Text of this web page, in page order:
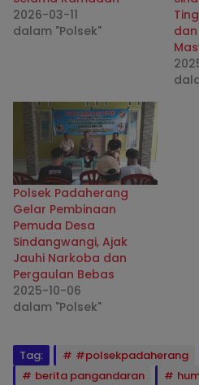
2026-03-11
dalam "Polsek"
Polsek Padaherang
Gelar Pembinaan
Pemuda Desa
Sindangwangi, Ajak
Jauhi Narkoba dan
Pergaulan Bebas
2025-10-06
dalam "Polsek"
Tag: #polsekpadaherang
berita pangandaran